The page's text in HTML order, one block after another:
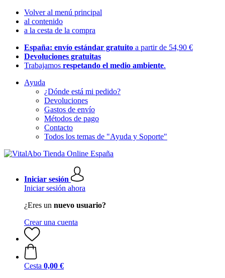
Volver al menú principal
al contenido
a la cesta de la compra
España: envío estándar gratuito a partir de 54,90 €
Devoluciones gratuitas
Trabajamos respetando el medio ambiente.
Ayuda
¿Dónde está mi pedido?
Devoluciones
Gastos de envío
Métodos de pago
Contacto
Todos los temas de "Ayuda y Soporte"
Iniciar sesión
Iniciar sesión ahora
¿Eres un nuevo usuario?
Crear una cuenta
Cesta 0,00 €